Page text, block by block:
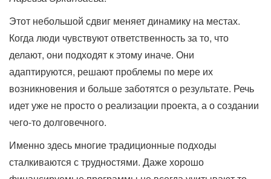
Этот небольшой сдвиг меняет динамику на местах.
Когда люди чувствуют ответственность за то, что
делают, они подходят к этому иначе. Они
адаптируются, решают проблемы по мере их
возникновения и больше заботятся о результате. Речь
идет уже не просто о реализации проекта, а о создании
чего-то долговечного.
Именно здесь многие традиционные подходы
сталкиваются с трудностями. Даже хорошо